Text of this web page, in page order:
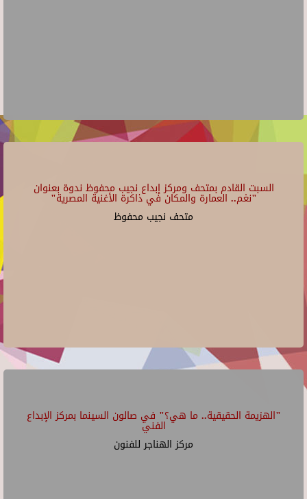
السبت القادم بمتحف ومركز إبداع نجيب محفوظ ندوة بعنوان
"نغم.. العمارة والمكان في ذاكرة الأغنية المصرية"
متحف نجيب محفوظ
"الهزيمة الحقيقية.. ما هي؟" في صالون السينما بمركز الإبداع
الفني
مركز الهناجر للفنون